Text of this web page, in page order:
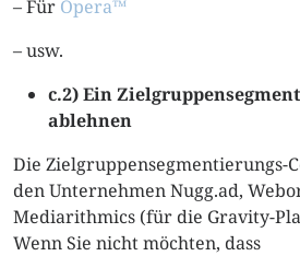
– Für Opera™
– usw.
c.2) Ein
ablehnen
Die Zielgruppensegmentierungs-
den Unternehmen Nugg.ad,
Mediarithmics (für die Gravity-
Wenn Sie nicht möchten, dass